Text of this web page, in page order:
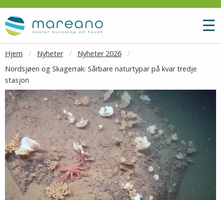
Gå til hovedinnhold
☰
Hjem Nyheter
Nyheter 2026
Nordsjøen og Skagerrak: Sårbare naturtypar på kvar tredje
stasjon